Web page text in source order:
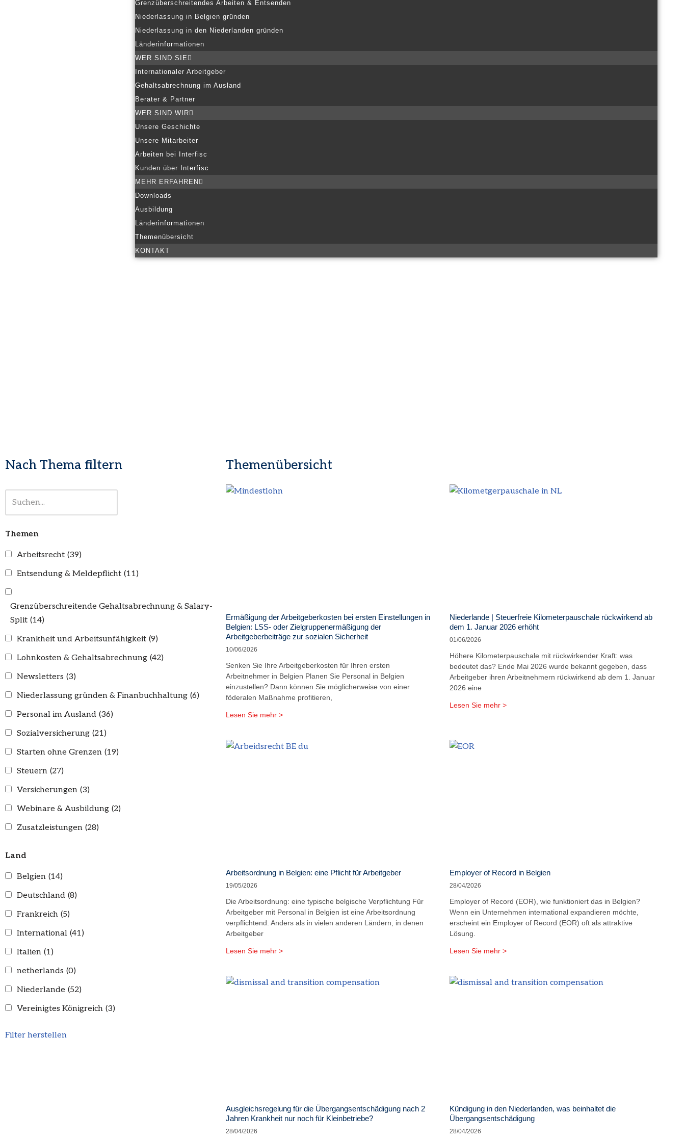
Grenzüberschreitendes Arbeiten & Entsenden
Niederlassung in Belgien gründen
Niederlassung in den Niederlanden gründen
Länderinformationen
WER SIND SIE
Internationaler Arbeitgeber
Gehaltsabrechnung im Ausland
Berater & Partner
WER SIND WIR
Unsere Geschichte
Unsere Mitarbeiter
Arbeiten bei Interfisc
Kunden über Interfisc
MEHR ERFAHREN
Downloads
Ausbildung
Länderinformationen
Themenübersicht
KONTAKT
Nach Thema filtern
Themen
Arbeitsrecht (39)
Entsendung & Meldepflicht (11)
Grenzüberschreitende Gehaltsabrechnung & Salary-
Split (14)
Krankheit und Arbeitsunfähigkeit (9)
Lohnkosten & Gehaltsabrechnung (42)
Newsletters (3)
Niederlassung gründen & Finanbuchhaltung (6)
Personal im Ausland (36)
Sozialversicherung (21)
Starten ohne Grenzen (19)
Steuern (27)
Versicherungen (3)
Webinare & Ausbildung (2)
Zusatzleistungen (28)
Land
Belgien (14)
Deutschland (8)
Frankreich (5)
International (41)
Italien (1)
netherlands (0)
Niederlande (52)
Vereinigtes Königreich (3)
Filter herstellen
Themenübersicht
Ermäßigung der Arbeitgeberkosten bei ersten Einstellungen in
Belgien: LSS- oder Zielgruppenermäßigung der
Arbeitgeberbeiträge zur sozialen Sicherheit
10/06/2026
Senken Sie Ihre Arbeitgeberkosten für Ihren ersten
Arbeitnehmer in Belgien Planen Sie Personal in Belgien
einzustellen? Dann können Sie möglicherweise von einer
föderalen Maßnahme profitieren,
Lesen Sie mehr >
Niederlande | Steuerfreie Kilometerpauschale rückwirkend ab
dem 1. Januar 2026 erhöht
01/06/2026
Höhere Kilometerpauschale mit rückwirkender Kraft: was
bedeutet das? Ende Mai 2026 wurde bekannt gegeben, dass
Arbeitgeber ihren Arbeitnehmern rückwirkend ab dem 1. Januar
2026 eine
Lesen Sie mehr >
Arbeitsordnung in Belgien: eine Pflicht für Arbeitgeber
19/05/2026
Die Arbeitsordnung: eine typische belgische Verpflichtung Für
Arbeitgeber mit Personal in Belgien ist eine Arbeitsordnung
verpflichtend. Anders als in vielen anderen Ländern, in denen
Arbeitgeber
Lesen Sie mehr >
Employer of Record in Belgien
28/04/2026
Employer of Record (EOR), wie funktioniert das in Belgien?
Wenn ein Unternehmen international expandieren möchte,
erscheint ein Employer of Record (EOR) oft als attraktive
Lösung.
Lesen Sie mehr >
Ausgleichsregelung für die Übergangsentschädigung nach 2
Jahren Krankheit nur noch für Kleinbetriebe?
28/04/2026
Kündigung in den Niederlanden, was beinhaltet die
Übergangsentschädigung
28/04/2026